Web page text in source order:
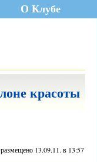
О Клубе
красоты
13.09.11. в 13:57